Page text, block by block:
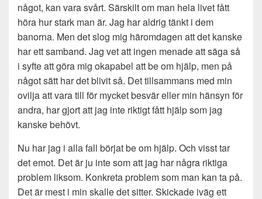
något, kan vara svårt. Särskilt om man hela livet fått
höra hur stark man är. Jag har aldrig tänkt i dem
banorna. Men det slog mig häromdagen att det kanske
har ett samband. Jag vet att ingen menade att säga så
i syfte att göra mig okapabel att be om hjälp, men på
något sätt har det blivit så. Det tillsammans med min
ovilja att vara till för mycket besvär eller min hänsyn för
andra, har gjort att jag inte riktigt fått hjälp som jag
kanske behövt.
Nu har jag i alla fall börjat be om hjälp. Och visst tar
det emot. Det är ju inte som att jag har några riktiga
problem liksom. Konkreta problem som man kan ta på.
Det är mest i min skalle det sitter. Skickade iväg ett